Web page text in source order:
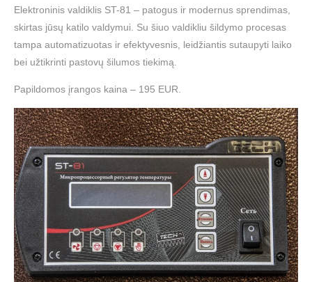
Elektroninis valdiklis ST-81 – patogus ir modernus sprendimas,
skirtas jūsų katilo valdymui. Su šiuo valdikliu šildymo procesas
tampa automatizuotas ir efektyvesnis, leidžiantis sutaupyti laiko
bei užtikrinti pastovų šilumos tiekimą.
Papildomos įrangos kaina – 195 EUR.